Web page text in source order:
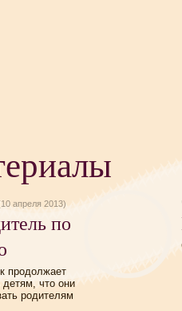
апреля 2013)
по
продолжает
детям, что они
родителям